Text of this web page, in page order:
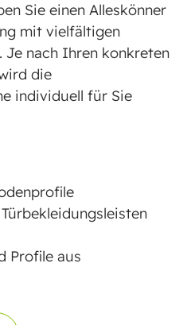
Sie einen Alleskönner
mit vielfältigen
nach Ihren konkreten
die
individuell für Sie
Profile aus